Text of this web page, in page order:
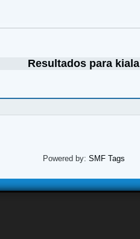
Resultados para kiala
Powered by: SMF Tags